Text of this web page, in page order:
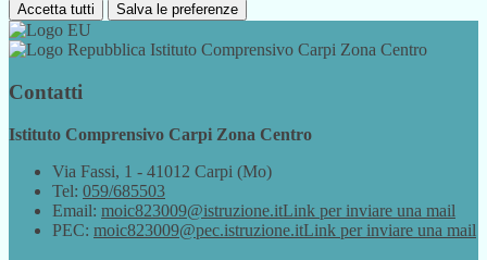
Accetta tutti Salva le preferenze
Istituto Comprensivo Carpi Zona Centro
Contatti
Istituto Comprensivo Carpi Zona Centro
Via Fassi, 1 - 41012 Carpi (Mo)
Tel: 059/685503
Email: moic823009@istruzione.itLink per inviare una mail
PEC: moic823009@pec.istruzione.itLink per inviare una mail